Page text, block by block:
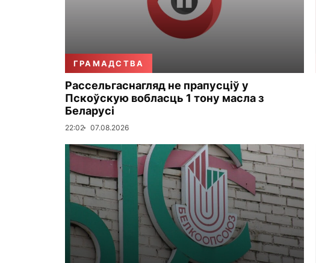
ГРАМАДСТВА
Рассельгаснагляд не прапусціў у
Пскоўскую вобласць 1 тону масла з
Беларусі
22:02 07.08.2026